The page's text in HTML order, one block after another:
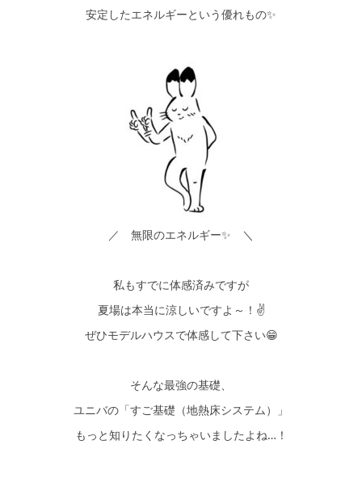
安定したエネルギーという優れもの✨
／ 無限のエネルギー✨ ＼
私もすでに体感済みですが
夏場は本当に涼しいですよ～！✌
ぜひモデルハウスで体感して下さい😁
そんな最強の基礎、
ユニバの「すご基礎（地熱床システム）」
もっと知りたくなっちゃいましたよね…！